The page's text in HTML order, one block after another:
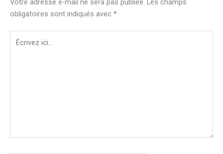
Votre adresse e-mail ne sera pas publiée. Les champs
obligatoires sont indiqués avec *
Écrivez
ici…